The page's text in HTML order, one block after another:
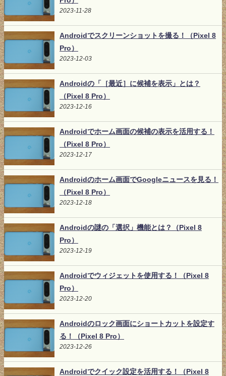
2023-11-28
Androidでスクリーンショットを撮る！（Pixel 8
Pro）
2023-12-03
Androidの「［最近］に候補を表示」とは？
（Pixel 8 Pro）
2023-12-16
Androidでホーム画面の候補の表示を活用する！
（Pixel 8 Pro）
2023-12-17
Androidのホーム画面でGoogleニュースを見る！
（Pixel 8 Pro）
2023-12-18
Androidの謎の「選択」機能とは？（Pixel 8
Pro）
2023-12-19
Androidでウィジェットを使用する！（Pixel 8
Pro）
2023-12-20
Androidのロック画面にショートカットを設定す
る！（Pixel 8 Pro）
2023-12-26
Androidでクイック設定を活用する！（Pixel 8